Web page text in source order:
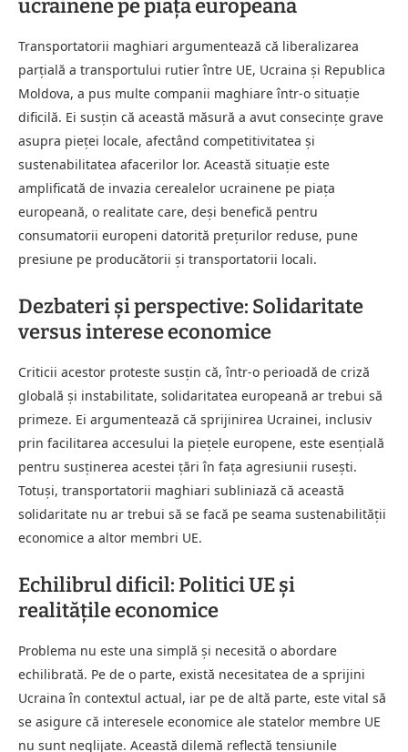
ucrainene pe piața europeană
Transportatorii maghiari argumentează că liberalizarea
parțială a transportului rutier între UE, Ucraina și Republica
Moldova, a pus multe companii maghiare într-o situație
dificilă. Ei susțin că această măsură a avut consecințe grave
asupra pieței locale, afectând competitivitatea și
sustenabilitatea afacerilor lor. Această situație este
amplificată de invazia cerealelor ucrainene pe piața
europeană, o realitate care, deși benefică pentru
consumatorii europeni datorită prețurilor reduse, pune
presiune pe producătorii și transportatorii locali.
Dezbateri și perspective: Solidaritate
versus interese economice
Criticii acestor proteste susțin că, într-o perioadă de criză
globală și instabilitate, solidaritatea europeană ar trebui să
primeze. Ei argumentează că sprijinirea Ucrainei, inclusiv
prin facilitarea accesului la piețele europene, este esențială
pentru susținerea acestei țări în fața agresiunii rusești.
Totuși, transportatorii maghiari subliniază că această
solidaritate nu ar trebui să se facă pe seama sustenabilității
economice a altor membri UE.
Echilibrul dificil: Politici UE și
realitățile economice
Problema nu este una simplă și necesită o abordare
echilibrată. Pe de o parte, există necesitatea de a sprijini
Ucraina în contextul actual, iar pe de altă parte, este vital să
se asigure că interesele economice ale statelor membre UE
nu sunt neglijate. Această dilemă reflectă tensiunile